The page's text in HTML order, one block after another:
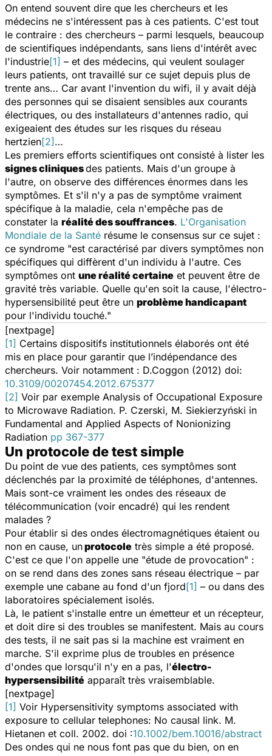
On entend souvent dire que les chercheurs et les
médecins ne s'intéressent pas à ces patients. C'est tout
le contraire : des chercheurs – parmi lesquels, beaucoup
de scientifiques indépendants, sans liens d'intérêt avec
l'industrie[1] – et des médecins, qui veulent soulager
leurs patients, ont travaillé sur ce sujet depuis plus de
trente ans… Car avant l'invention du wifi, il y avait déjà
des personnes qui se disaient sensibles aux courants
électriques, ou des installateurs d'antennes radio, qui
exigeaient des études sur les risques du réseau
hertzien[2]…
Les premiers efforts scientifiques ont consisté à lister les
signes cliniquesdes patients. Mais d'un groupe à
l'autre, on observe des différences énormes dans les
symptômes. Et s'il n'y a pas de symptôme vraiment
spécifique à la maladie, cela n'empêche pas de
constater la réalité des souffrances. L'Organisation
Mondiale de la Santé résume le consensus sur ce sujet :
ce syndrome "est caractérisé par divers symptômes non
spécifiques qui diffèrent d'un individu à l'autre. Ces
symptômes ont une réalité certaine et peuvent être de
gravité très variable. Quelle qu'en soit la cause, l'électro-
hypersensibilité peut être un problème handicapant
pour l'individu touché."
[nextpage]
[1] Certains dispositifs institutionnels élaborés ont été
mis en place pour garantir que l’indépendance des
chercheurs. Voir notamment : D.Coggon (2012) doi:
10.3109/00207454.2012.675377
[2] Voir par exemple Analysis of Occupational Exposure
to Microwave Radiation. P. Czerski, M. Siekierzyński in
Fundamental and Applied Aspects of Nonionizing
Radiation pp 367-377
Un protocole de test simple
Du point de vue des patients, ces symptômes sont
déclenchés par la proximité de téléphones, d'antennes.
Mais sont-ce vraiment les ondes des réseaux de
télécommunication (voir encadré) qui les rendent
malades ?
Pour établir si des ondes électromagnétiques étaient ou
non en cause, unprotocole très simple a été proposé.
C'est ce que l'on appelle une "étude de provocation" :
on se rend dans des zones sans réseau électrique – par
exemple une cabane au fond d'un fjord[1] – ou dans des
laboratoires spécialement isolés.
Là, le patient s'installe entre un émetteur et un récepteur,
et doit dire si des troubles se manifestent. Mais au cours
des tests, il ne sait pas si la machine est vraiment en
marche. S'il exprime plus de troubles en présence
d'ondes que lorsqu'il n'y en a pas, l'électro-
hypersensibilité apparaît très vraisemblable.
[nextpage]
[1] Voir Hypersensitivity symptoms associated with
exposure to cellular telephones: No causal link. M.
Hietanen et coll. 2002. doi :10.1002/bem.10016/abstract
Des ondes qui ne nous font pas que du bien, on en